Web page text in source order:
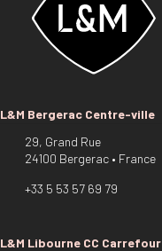
L&M Bergerac Centre-ville
29, Grand Rue
24100 Bergerac • France
+33 5 53 57 69 79
L&M Libourne CC Carrefour